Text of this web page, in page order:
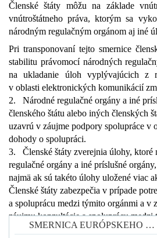
SMERNICA EURÓPSKEHO …
Členské štáty môžu na základe
vnútroštátneho práva, ktorým sa
národným regulačným orgánom aj iné
Pri transponovaní tejto smernice
stabilitu právomocí národných
na ukladanie úloh vyplývajúcich z
v oblasti elektronických komunikácií
2.
Národné regulačné orgány a iné
členského štátu alebo iných členských
uzavrú v záujme podpory spolupráce v
dohody o spolupráci.
3.
Členské štáty zverejnia úlohy,
regulačné orgány a iné príslušné
najmä ak sú takéto úlohy uložené viac
Členské štáty zabezpečia v prípade
a spoluprácu medzi týmito orgánmi a v
záujmu konzultácie a spoluprácu medzi
a národnými orgánmi poverenými